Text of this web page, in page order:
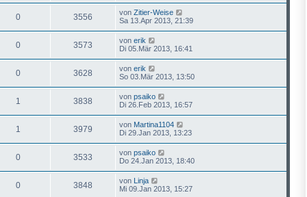
0 3556 von Zitier-Weise
Sa 13.Apr 2013, 21:39
0 3573 von erik
Di 05.Mär 2013, 16:41
0 3628 von erik
So 03.Mär 2013, 13:50
1 3838 von psaiko
Di 26.Feb 2013, 16:57
1 3979 von Martina1104
Di 29.Jan 2013, 13:23
0 3533 von psaiko
Do 24.Jan 2013, 18:40
0 3848 von Linja
Mi 09.Jan 2013, 15:27